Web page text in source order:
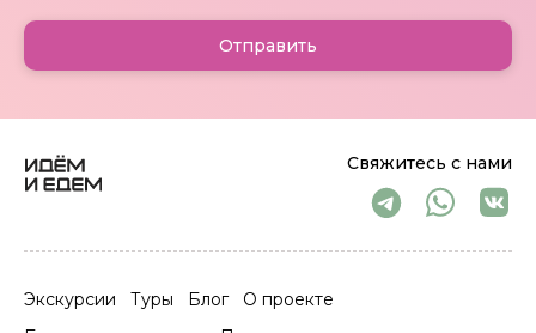
Свяжитесь с нами
Экскурсии Туры Блог
О проекте
Отправить